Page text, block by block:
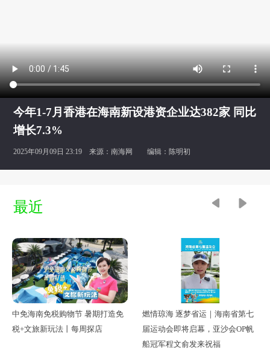
今年1-7月香港在海南新设港资企业达382家 同比
增长7.3%
2025年09月09日 23:19 来源：南海网 编辑：陈明初
最近
中免海南免税购物节 暑期打造免
税+文旅新玩法丨每周探店
燃情琼海 逐梦省运｜海南省第七
届运动会即将启幕，亚沙会OP帆
船冠军程文俞发来祝福